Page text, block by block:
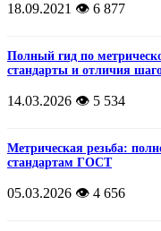
18.09.2021 👁️ 6 877
Полный гид по
стандарты и отличия
14.03.2026 👁️ 5 534
Метрическая резьба:
стандартам ГОСТ
05.03.2026 👁️ 4 656